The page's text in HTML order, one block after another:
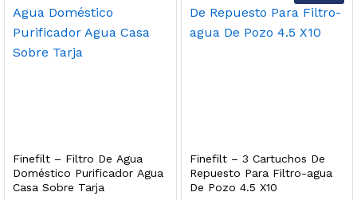
Finefilt – Filtro De Agua
Doméstico Purificador Agua
Casa Sobre Tarja
Finefilt – 3 Cartuchos De
Repuesto Para Filtro-agua
De Pozo 4.5 X10
y filtración Welltek WT-WDF-30M